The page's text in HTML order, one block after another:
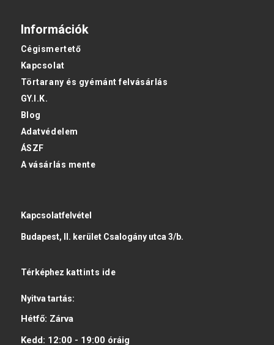
Információk
Cégismertető
Kapcsolat
Törtarany és gyémánt felvásárlás
GY.I.K.
Blog
Adatvédelem
ÁSZF
A vásárlás mente
Kapcsolatfelvétel
Budapest, II. kerület Csalogány utca 3/b.
Térképhez kattints ide
Nyitva tartás:
Hétfő: Zárva
Kedd: 12:00 - 19:00 óráig